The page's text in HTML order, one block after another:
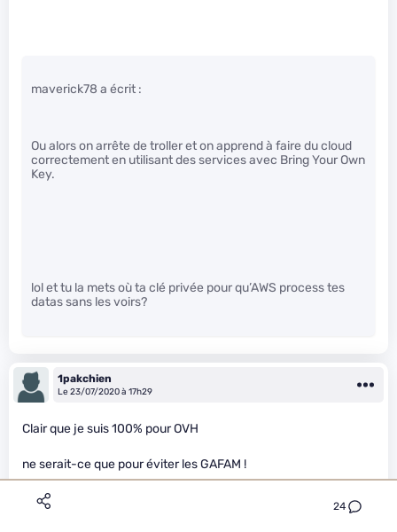
24
maverick78 a écrit :
Ou alors on arrête de troller et on apprend à faire du cloud
correctement en utilisant des services avec Bring Your Own
Key.
lol et tu la mets où ta clé privée pour qu’AWS process tes
datas sans les voirs?
1pakchien
Le 23/07/2020 à 17h29
Clair que je suis 100% pour OVH
ne serait-ce que pour éviter les GAFAM !